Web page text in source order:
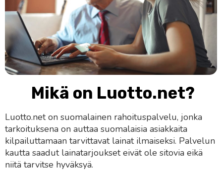
Mikä on Luotto.net?
Luotto.net on suomalainen rahoituspalvelu, jonka
tarkoituksena on auttaa suomalaisia asiakkaita
kilpailuttamaan tarvittavat lainat ilmaiseksi. Palvelun
kautta saadut lainatarjoukset eivät ole sitovia eikä
niitä tarvitse hyväksyä.